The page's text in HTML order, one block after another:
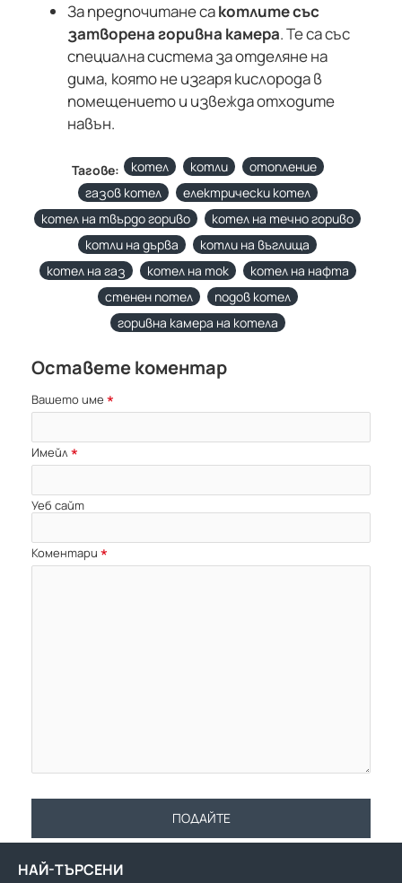
За предпочитане сакотлите със
затворена горивна камера. Те са със
специална система за отделяне на
дима, която не изгаря кислорода в
помещението и извежда отходите
навън.
Тагове: котел котли
отопление
газов котел
електрически котел
котел на твърдо гориво
котел на течно гориво
котли на дърва
котли на въглища
котел на газ
котел на ток
котел на нафта
стенен потел
подов котел
горивна камера на котела
Оставете коментар
Вашето име
Имейл
Уеб сайт
Коментари
ПОДАЙТЕ
НАЙ-ТЪРСЕНИ